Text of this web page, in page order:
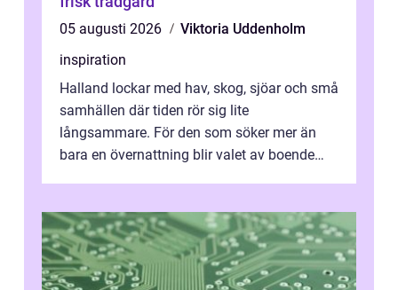
05 augusti 2026
Viktoria Uddenholm
inspiration
Halland lockar med hav, skog, sjöar och små
samhällen där tiden rör sig lite
långsammare. För den som söker mer än
bara en övernattning blir valet av boende